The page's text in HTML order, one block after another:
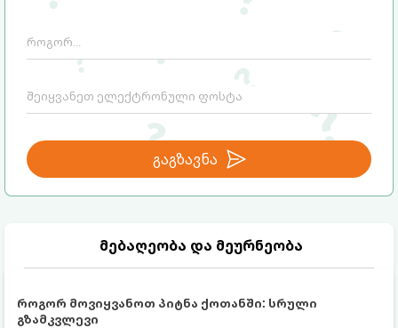
გაგზავნა
მებაღეობა და მეურნეობა
როგორ მოვიყვანოთ პიტნა ქოთანში: სრული
გზამკვლევი